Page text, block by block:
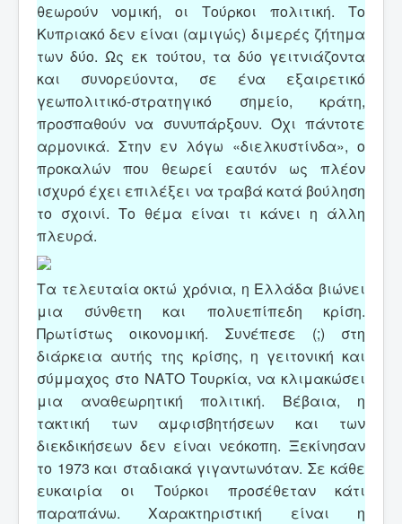
θεωρούν νομική, οι Τούρκοι πολιτική. Το
Κυπριακό δεν είναι (αμιγώς) διμερές ζήτημα
των δύο. Ως εκ τούτου, τα δύο γειτνιάζοντα
και συνορεύοντα, σε ένα εξαιρετικό
γεωπολιτικό-στρατηγικό σημείο, κράτη,
προσπαθούν να συνυπάρξουν. Όχι πάντοτε
αρμονικά. Στην εν λόγω «διελκυστίνδα», ο
προκαλών που θεωρεί εαυτόν ως πλέον
ισχυρό έχει επιλέξει να τραβά κατά βούληση
το σχοινί. Το θέμα είναι τι κάνει η άλλη
πλευρά.
Τα τελευταία οκτώ χρόνια, η Ελλάδα βιώνει
μια σύνθετη και πολυεπίπεδη κρίση.
Πρωτίστως οικονομική. Συνέπεσε (;) στη
διάρκεια αυτής της κρίσης, η γειτονική και
σύμμαχος στο ΝΑΤΟ Τουρκία, να κλιμακώσει
μια αναθεωρητική πολιτική. Βέβαια, η
τακτική των αμφισβητήσεων και των
διεκδικήσεων δεν είναι νεόκοπη. Ξεκίνησαν
το 1973 και σταδιακά γιγαντωνόταν. Σε κάθε
ευκαιρία οι Τούρκοι προσέθεταν κάτι
παραπάνω. Χαρακτηριστική είναι η